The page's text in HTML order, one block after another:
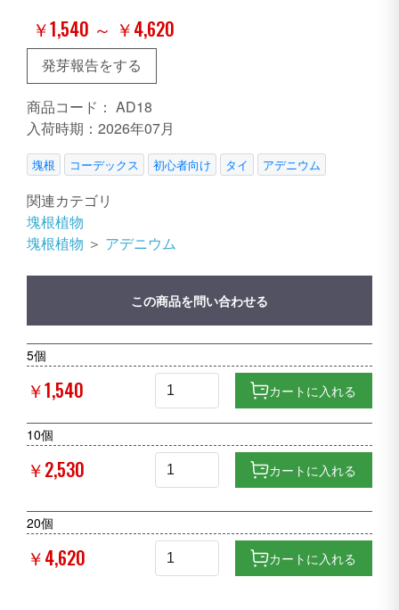
￥1,540 ～ ￥4,620
発芽報告をする
商品コード： AD18
入荷時期：2026年07月
塊根 コーデックス 初心者向け タイ アデニウム
関連カテゴリ
塊根植物
塊根植物 ＞ アデニウム
この商品を問い合わせる
5個
￥1,540 カートに入れる
10個
￥2,530 カートに入れる
20個
￥4,620 カートに入れる